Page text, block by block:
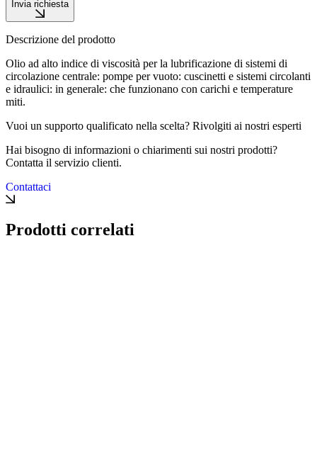
Invia richiesta
Descrizione del prodotto
Olio ad alto indice di viscosità per la lubrificazione di sistemi di
circolazione centrale: pompe per vuoto: cuscinetti e sistemi circolanti
e idraulici: in generale: che funzionano con carichi e temperature
miti.
Vuoi un supporto qualificato nella scelta? Rivolgiti ai nostri esperti
Hai bisogno di informazioni o chiarimenti sui nostri prodotti?
Contatta il servizio clienti.
Contattaci
Prodotti correlati